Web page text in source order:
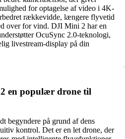
for optagelse af video i 4K-
rækkevidde, længere flyvetid
over for vind. DJI Mini 2 har en
OcuSync 2.0-teknologi,
livestream-display på din
en populær drone til
begyndere på grund af dens
kontrol. Det er en let drone, der